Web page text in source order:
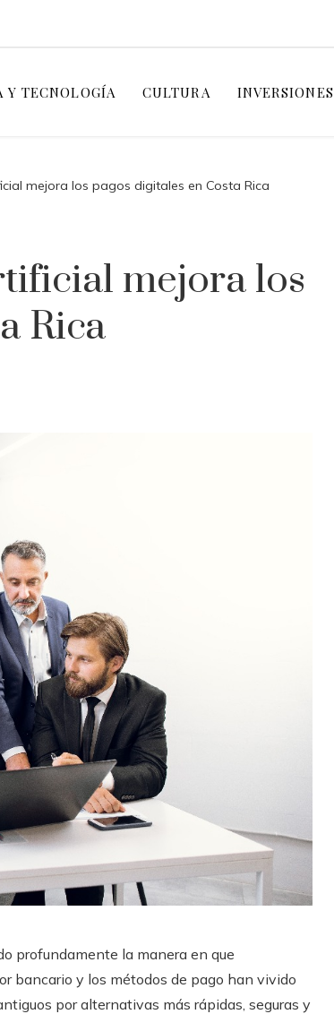
Y TECNOLOGÍA CULTURA INVERSIONES
mejora los pagos digitales en Costa Rica
mejora los
Rica
profundamente la manera en que
bancario y los métodos de pago han vivido
por alternativas más rápidas, seguras y